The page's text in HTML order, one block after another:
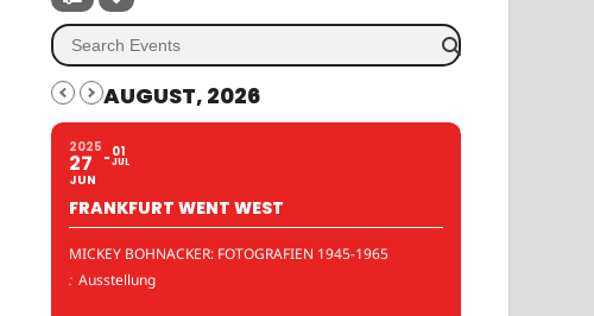
AUGUST, 2026
2025
27
JUN
01
JUL
FRANKFURT WENT WEST
MICKEY BOHNACKER: FOTOGRAFIEN 1945-1965
: Ausstellung